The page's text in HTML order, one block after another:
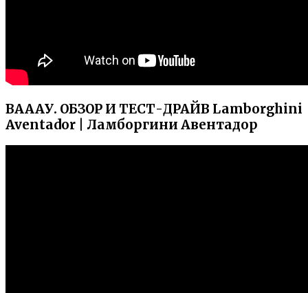
ВАААУ. ОБЗОР И ТЕСТ-ДРАЙВ Lamborghini
Aventador | Ламборгини Авентадор